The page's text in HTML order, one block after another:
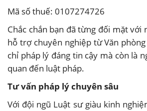
Mã số thuế: 0107274726
Chắc chắn bạn đã từng đối mặt
hỗ trợ chuyên nghiệp từ Văn
chỉ pháp lý đáng tin cậy mà còn là
quan đến luật pháp.
Tư vấn pháp lý chuyên sâu
Với đội ngũ Luật sư giàu kinh